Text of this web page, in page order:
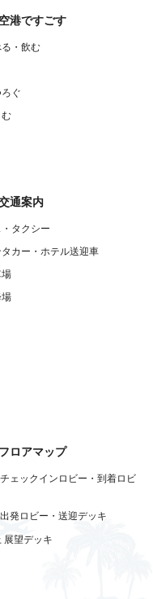
空港ですごす
・飲む
ろぐ
通案内
タクシー
タカー・ホテル送迎車
フロアマップ
ェックインロビー・到着ロビ
発ロビー・送迎デッキ
展望デッキ